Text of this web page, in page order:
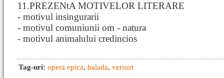
11.PREZENtA MOTIVELOR LITERARE
- motivul insingurarii
- motivul comuniunii om - natura
- motivul animalului credincios
Tag-uri: opera epica, balada, versuri